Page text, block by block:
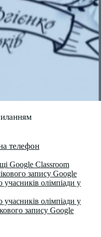
телефон
Google Classroom
запису Google
учасників олімпіади у
учасників олімпіади у
запису Google